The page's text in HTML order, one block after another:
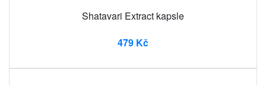
Shatavari Extract kapsle
479 Kč